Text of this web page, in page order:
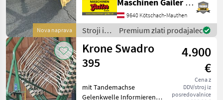
Nova naprava
cm * Lastna teža le
približno 465 kg (osnovna
oprema) * Premer vrtiljaka
270 cm * De
9640 Kötschach-Mauthen
Stroji in
oprema
za žetev
in
spravilo
Premium zlati prodajalec
Krone Swadro
395
4.900
€
Cena z
DDV/stroj iz
posredovalnice
mit Tandemachse
Gelenkwelle Informieren